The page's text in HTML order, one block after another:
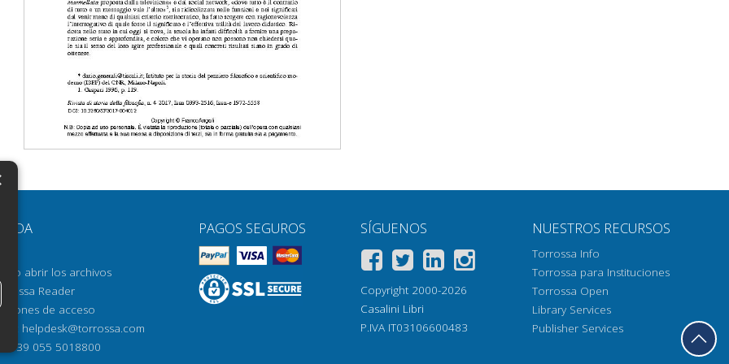
AYUDA
abrir los archivos
Reader
de acceso
helpdesk@torrossa.com
+39 055 5018800
PAGOS SEGUROS SÍGUENOS
Copyright 2000-2026
Casalini Libri
P.IVA IT03106600483
NUESTROS RECURSOS
Torrossa Info
Torrossa para Instituciones
Torrossa Open
Library Services
Publisher Services